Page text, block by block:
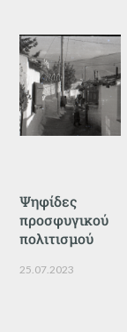
Ψηφίδες
προσφυγικού
πολιτισμού
25.07.2023